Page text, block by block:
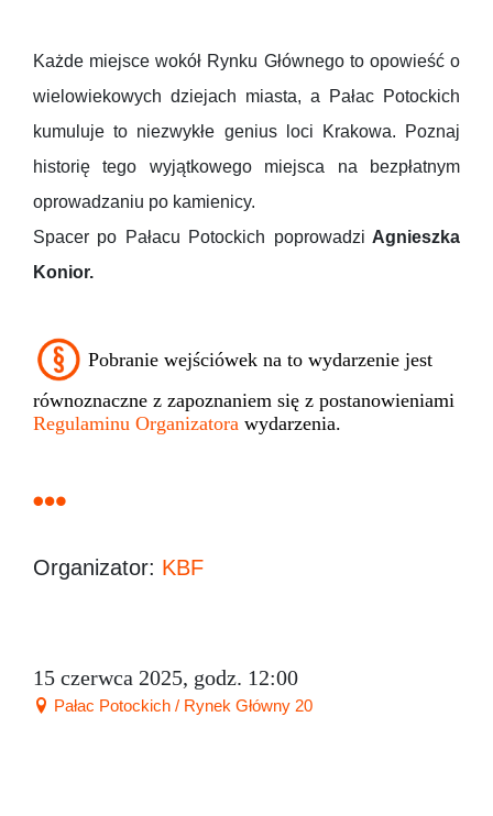
Każde miejsce wokół Rynku Głównego to opowieść o
wielowiekowych dziejach miasta, a Pałac Potockich
kumuluje to niezwykłe genius loci Krakowa. Poznaj
historię tego wyjątkowego miejsca na bezpłatnym
oprowadzaniu po kamienicy.
Spacer po Pałacu Potockich poprowadzi Agnieszka
Konior.
Pobranie wejściówek na to wydarzenie jest
równoznaczne z zapoznaniem się z postanowieniami
Regulaminu Organizatora wydarzenia.
Organizator: KBF
15 czerwca 2025, godz. 12:00
Pałac Potockich / Rynek Główny 20